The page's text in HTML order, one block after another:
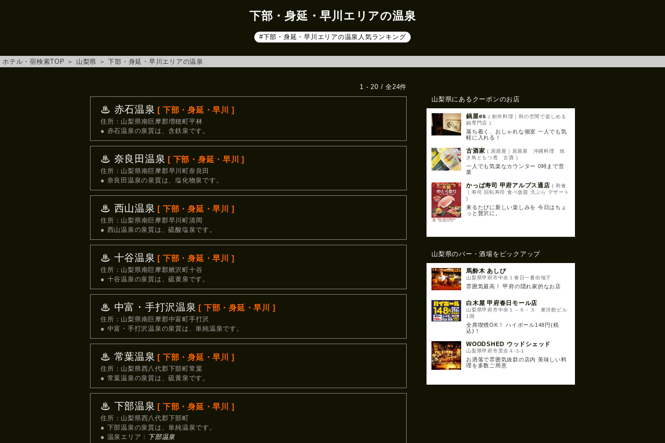
下部・身延・早川エリアの温泉
#下部・身延・早川エリアの温泉人気ランキング
ホテル・宿検索TOP ＞ 山梨県 ＞下部・身延・早川エリアの温泉
1 - 20 / 全24件
♨ 赤石温泉 [ 下部・身延・早川 ]
住所：山梨県南巨摩郡増穂町平林
● 赤石温泉の泉質は、含鉄泉です。
♨ 奈良田温泉 [ 下部・身延・早川 ]
住所：山梨県南巨摩郡早川町奈良田
● 奈良田温泉の泉質は、塩化物泉です。
♨ 西山温泉 [ 下部・身延・早川 ]
住所：山梨県南巨摩郡早川町清岡
● 西山温泉の泉質は、硫酸塩泉です。
♨ 十谷温泉 [ 下部・身延・早川 ]
住所：山梨県南巨摩郡鰍沢町十谷
● 十谷温泉の泉質は、硫黄泉です。
♨ 中富・手打沢温泉 [ 下部・身延・早川 ]
住所：山梨県南巨摩郡中富町手打沢
● 中富・手打沢温泉の泉質は、単純温泉です。
♨ 常葉温泉 [ 下部・身延・早川 ]
住所：山梨県西八代郡下部町常葉
● 常葉温泉の泉質は、硫黄泉です。
♨ 下部温泉 [ 下部・身延・早川 ]
住所：山梨県西八代郡下部町
● 下部温泉の泉質は、単純温泉です。
● 温泉エリア： 下部温泉
山梨県にあるクーポンのお店
鍋屋es ( 創作料理｜和の空間で楽しめる
鍋専門店 )
落ち着く、おしゃれな個室 一人でも気
軽に入れる！
古酒家 ( 居酒屋｜居酒屋 沖縄料理 焼
き鳥ともつ煮 古酒 )
一人でも気楽なカウンター 0時まで営
業
かっぱ寿司 甲府アルプス通店 ( 和食
｜寿司 回転寿司 食べ放題 天ぷら デザート
)
来るたびに新しい楽しみを 今日はちょ
っと贅沢に。
山梨県のバー・酒場をピックアップ
馬酔木 あしび
山梨県甲府市中央１春日一番街地下
雰囲気最高！ 甲府の隠れ家的なお店
白木屋 甲府春日モール店
山梨県甲府市中央１－６－３ 東洋館ビル
1階
全席喫煙OK！ ハイボール148円(税
込)！
WOODSHED ウッドシェッド
山梨県甲府市里吉４-1-1
お洒落で雰囲気抜群の店内 美味しい料
理を多数ご用意